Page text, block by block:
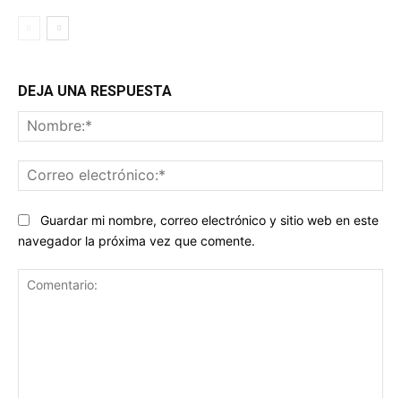
DEJA UNA RESPUESTA
Guardar mi nombre, correo electrónico y sitio web en este
navegador la próxima vez que comente.